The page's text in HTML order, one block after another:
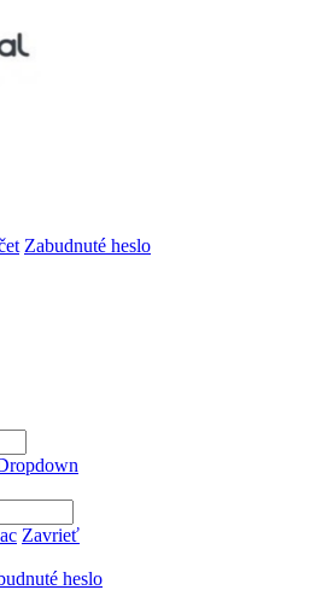
Zabudnuté heslo
Zavrieť
heslo